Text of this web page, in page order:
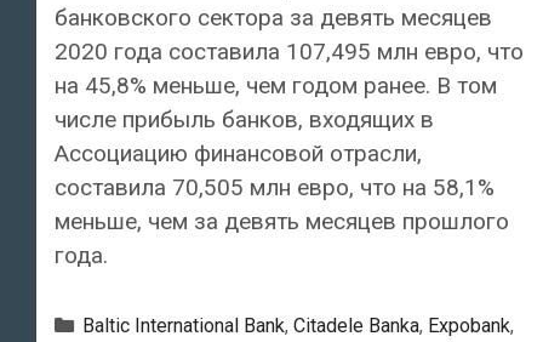
банковского сектора за девять месяцев
2020 года составила 107,495 млн евро, что
на 45,8% меньше, чем годом ранее. В том
числе прибыль банков, входящих в
Ассоциацию финансовой отрасли,
составила 70,505 млн евро, что на 58,1%
меньше, чем за девять месяцев прошлого
года.
Рубрики
Baltic International Bank, Citadele Banka, Expobank,